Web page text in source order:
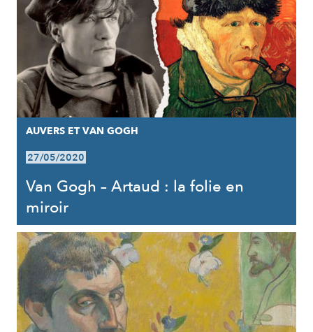
AUVERS ET VAN GOGH
27/05/2020
Van Gogh – Artaud : la folie en
miroir